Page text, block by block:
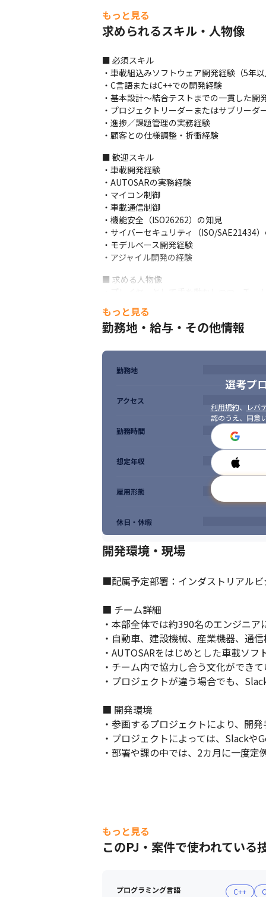
・車載通信
・機能安全（ISO26262）
・モデルベース開発
スキルアップのための研修があります。
もっと見る
求められるスキル・人物像
■ 必須スキル
・車載組込みソフトウェア開発経験（5年以
・C言語またはC++での開発経験
・基本設計〜結合テストまでの一貫した開
・プロジェクトリーダーまたはサブリーダ
・進捗／課題管理の実務経験
・顧客との仕様調整・折衝経験
■ 歓迎スキル
・車載開発経験
・AUTOSARの実務経験
・マイコン制御
・車載通信制御
・機能安全（ISO26262）の知見
・サイバーセキュリティ（ISO/SAE21434
・モデルベース開発経験
・アジャイル開発の経験
■ 求める人物像
・顧客・社内双方と円滑にコミュニケーシ
・課題発生時に自ら動き、解決までやり切れ
もっと見る
勤務地・給与・その他情報
選考プ
利用規約、 レバ
認のうえ、同意
勤務地
アクセス
勤務時間
想定年収
雇用形態
休日・休暇
開発環境・現場
■配属予定部署：インダストリアル
■ チーム詳細
・本部全体では約390名のエンジニ
・自動車、建設機械、産業機器、通
・AUTOSARをはじめとした車載ソ
・チーム内で協力し合う文化ができ
・プロジェクトが違う場合でも、
■ 開発環境
・参画するプロジェクトにより、開
・プロジェクトによっては、Slack
・部署や課の中では、2カ月に一度
もっと見る
このPJ・案件で使われている
プログラミング言語 C++